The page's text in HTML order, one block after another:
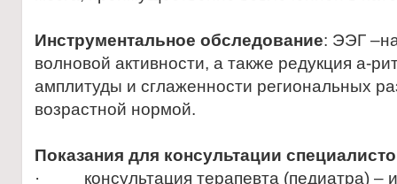
Инструментальное обследование: ЭЭГ
волновой активности, а также редукция a-
амплитуды и сглаженности региональных
возрастной нормой.
Показания для консультации
· консультация терапевта (педиатра) –